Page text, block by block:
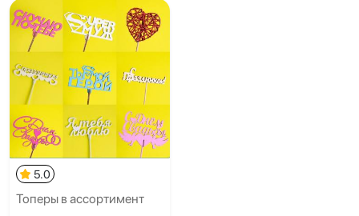
5.0
Топеры в ассортимент